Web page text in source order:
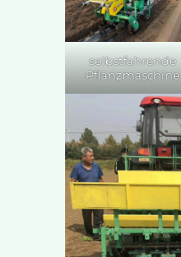
selbstfahrende
Pflanzmaschine